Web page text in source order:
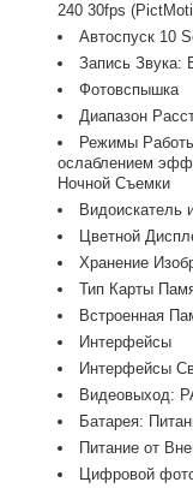
240 30fps
Автоспуск 10
Запись Звука:
Фотовспышка
Диапазон
Режимы
ослаблением
Ночной Съемки
Видоискатель
Цветной
Хранение
Тип Карты
Встроенная
Интерфейсы
Интерфейсы
Видеовыход:
Батарея:
Питание от
Цифровой